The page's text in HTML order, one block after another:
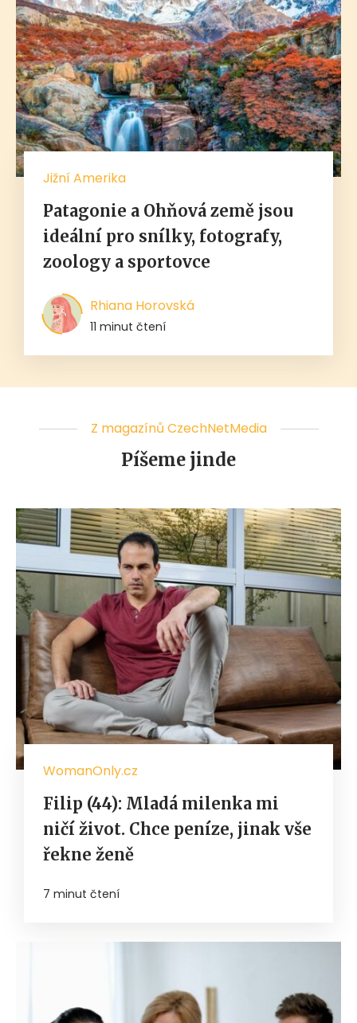
Jižní Amerika
Patagonie a Ohňová země jsou
ideální pro snílky, fotografy,
zoology a sportovce
Rhiana Horovská
11 minut čtení
Z magazínů CzechNetMedia
Píšeme jinde
WomanOnly.cz
Filip (44): Mladá milenka mi
ničí život. Chce peníze, jinak vše
řekne ženě
7 minut čtení